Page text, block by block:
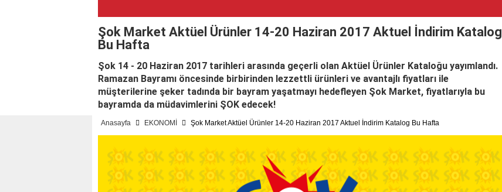
Şok Market Aktüel Ürünler 14-20 Haziran 2017 Aktuel İndirim Katalog
Bu Hafta
Şok 14 - 20 Haziran 2017 tarihleri arasında geçerli olan Aktüel Ürünler Kataloğu yayımlandı.
Ramazan Bayramı öncesinde birbirinden lezzettli ürünleri ve avantajlı fiyatları ile
müşterilerine şeker tadında bir bayram yaşatmayı hedefleyen Şok Market, fiyatlarıyla bu
bayramda da müdavimlerini ŞOK edecek!
Anasayfa EKONOMİ Şok Market Aktüel Ürünler 14-20 Haziran 2017 Aktuel İndirim Katalog Bu Hafta